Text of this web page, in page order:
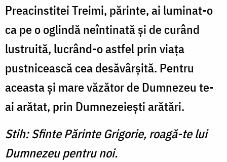
Preacinstitei Treimi, părinte, ai luminat-o
ca pe o oglindă neîntinată şi de curând
lustruită, lucrând-o astfel prin viaţa
pustnicească cea desăvârşită. Pentru
aceasta şi mare văzător de Dumnezeu te-
ai arătat, prin Dumnezeieşti arătări.
Stih: Sfinte Părinte Grigorie, roagă-te lui
Dumnezeu pentru noi.